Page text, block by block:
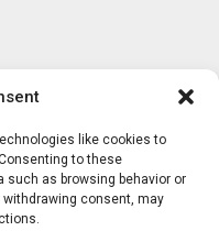
like cookies to
to these
as browsing behavior or
consent, may